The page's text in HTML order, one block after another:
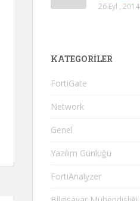
26 Eyl , 2014
KATEGORILER
FortiGate
Network
Genel
Yazılım Günlüğü
FortiAnalyzer